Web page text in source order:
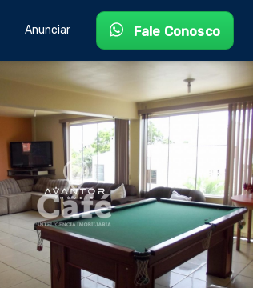
Anunciar Fale Conosco